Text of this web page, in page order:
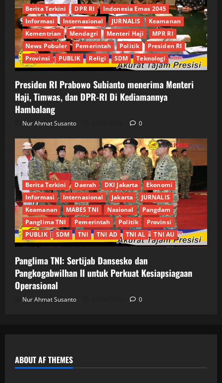
Berita Terkini DPR RI
Indonesia Emas 2045
Informasi
Internasional JURNALIS
Keamanan
Kementrian
Mendagri Menteri Haji
MPR RI
News Pobuler
Pemerintah Politik
Presiden RI
Provinsi
PUBLIK Religi SDM Teknologi
Presiden RI Prabowo Subianto menerima Menteri
Haji, Timwas, dan DPR-RI Di Kediamannya
Hambalang
Nur Ahmat Susanto 0
Berita Terkini Daerah DKI Jakarta
Ekonomi
Informasi
Internasional Jakarta
JURNALIS
Keamanan
MABES TNI Nasional
Pangdam
Panglima TNI
Pemerintah Politik
Provinsi
PUBLIK
SDM TNI TNI AD TNI AL TNI AU
Panglima TNI: Sertijab Dansesko dan
Pangkogabwilhan II untuk Perkuat Kesiapsiagaan
Operasional
Nur Ahmat Susanto 0
ABOUT AF THEMES